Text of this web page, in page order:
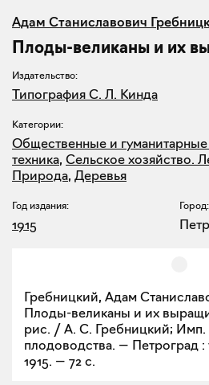
Адам Станиславович
Плоды-великаны и их
Издательство:
Типография С. Л. Кинда
Категории:
Общественные и гуманитарные
техника, Сельское хозяйство.
Природа, Деревья
Год издания:
1915
Город:
Гребницкий, Адам
Плоды-великаны и их
рис. / А. С. Гребницкий; Имп.
плодоводства. — Петроград
1915. — 72 с.